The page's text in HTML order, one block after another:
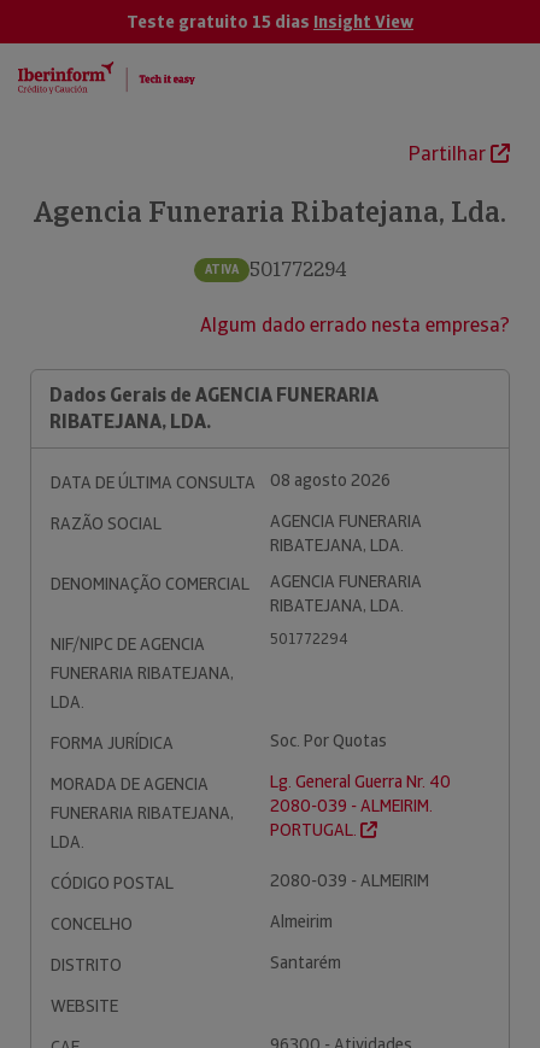
Teste gratuito 15 dias Insight View
Partilhar
Agencia Funeraria Ribatejana, Lda.
ATIVA 501772294
Algum dado errado nesta empresa?
Dados Gerais de AGENCIA FUNERARIA
RIBATEJANA, LDA.
DATA DE ÚLTIMA CONSULTA
08 agosto 2026
RAZÃO SOCIAL
AGENCIA FUNERARIA
RIBATEJANA, LDA.
DENOMINAÇÃO COMERCIAL
AGENCIA FUNERARIA
RIBATEJANA, LDA.
NIF/NIPC DE AGENCIA
FUNERARIA RIBATEJANA,
LDA.
501772294
FORMA JURÍDICA
Soc. Por Quotas
MORADA DE AGENCIA
FUNERARIA RIBATEJANA,
LDA.
Lg. General Guerra Nr. 40
2080-039 - ALMEIRIM.
PORTUGAL.
CÓDIGO POSTAL
2080-039 - ALMEIRIM
CONCELHO
Almeirim
DISTRITO
Santarém
WEBSITE